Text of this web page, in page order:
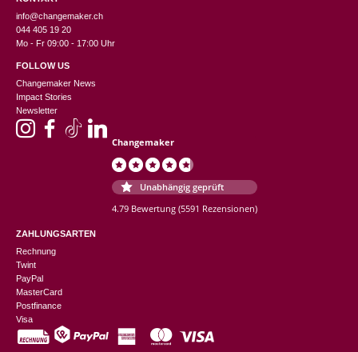
info@changemaker.ch
044 405 19 20
Mo - Fr 09:00 - 17:00 Uhr
FOLLOW US
Changemaker News
Impact Stories
Newsletter
Changemaker
Unabhängig geprüft
4.79 Bewertung (5591 Rezensionen)
ZAHLUNGSARTEN
Rechnung
Twint
PayPal
MasterCard
Postfinance
Visa